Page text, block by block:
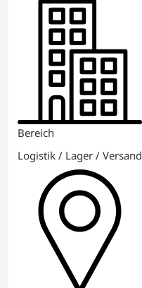
Bereich
Logistik / Lager / Versand